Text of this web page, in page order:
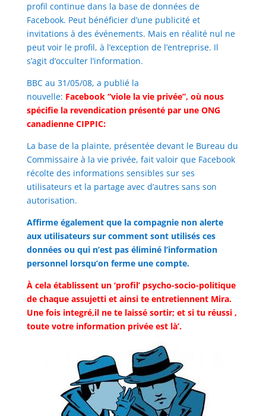
profil continue dans la base de données de
Facebook. Peut bénéficier d’une publicité et
invitations à des événements. Mais en réalité nul ne
peut voir le profil, à l’exception de l’entreprise. Il
s’agit d’occulter l’information.
BBC au 31/05/08, a publié la
nouvelle: Facebook “viole la vie privée”, où nous
spécifie la revendication présenté par une ONG
canadienne CIPPIC:
La base de la plainte, présentée devant le Bureau du
Commissaire à la vie privée, fait valoir que Facebook
récolte des informations sensibles sur ses
utilisateurs et la partage avec d’autres sans son
autorisation.
Affirme également que la compagnie non alerte
aux utilisateurs sur comment sont utilisés ces
données ou qui n’est pas éliminé l’information
personnel lorsqu’on ferme une compte.
À cela établissent un ‘profil’ psycho-socio-politique
de chaque assujetti et ainsi te entretiennent Mira.
Une fois integré,il ne te laissé sortir; et si tu réussi ,
toute votre information privée est là’.